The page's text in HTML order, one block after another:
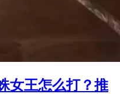
女王怎么打？推